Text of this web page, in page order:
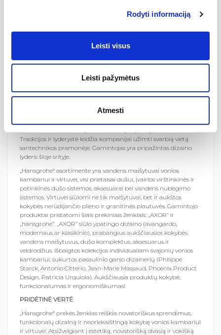
Rodyti informaciją
Leisti visus
Leisti pažymėtus
Atmesti
Hansgrohe SE” yra vokiečių gamintojas iš Švarcvaldo (Black
Tradicijos ir lyderystė leidžia kompanijai užimti svarbią vietą
santechnikos pramonėje. Gamintojas yra pripažintas dizaino
lyderis šioje srityje.
„Hansgrohe“ asortimente yra vandens maišytuvai vonios
kambariui ir virtuvei, visi prietaisai dušui, įvairios virštinkinės ir
potinkinės dušo sistemos, aksesuarai bei vandens nubėgimo
sistemos. Virtuvei siūlomi ne tik maišytuvai, bet ir aukštos
kokybės nerūdijančio plieno ir granitinės plautuvės. Gamintojo
produktai pristatomi šiais prekiniais ženklais: „AXOR” ir
„hansgrohe”. „AXOR” siūlo ypatingo dizaino (avangardo,
modernaus ar klasikinio), prabangius aukščiausios kokybės
vandens maišytuvus, dušo komplektus, aksesuarus ir
veidrodžius. Išbaigtos kolekcijos individualiam svajonių vonios
kambariui, sukurtos pasaulinio garso dizainerių (Philippe
Starck, Antonio Citterio, Jean-Marie Massaud, Phoenix Product
Design, Patricia Urquiola). Aukščiausia produktų kokybė,
funkcionalumas ir ergonomiškumas!
PRIDĖTINĖ VERTĖ
„Hansgrohe“ prekės ženklas reiškia novatoriškus sprendimus,
funkcionalų dizainą ir nepriekaištingą kokybę vonios kambariui
ir virtuvei. Atsižvelgiant į estetiką, novatorišką dvasią ir vokišką